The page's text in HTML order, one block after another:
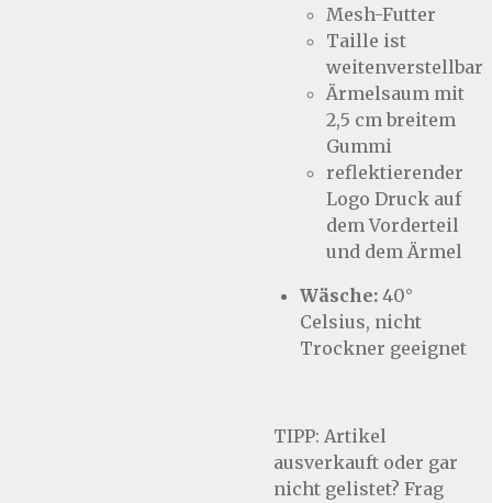
Mesh-Futter
Taille ist
weitenverstellbar
Ärmelsaum mit
2,5 cm breitem
Gummi
reflektierender
Logo Druck auf
dem Vorderteil
und dem Ärmel
Wäsche: 40°
Celsius, nicht
Trockner geeignet
TIPP: Artikel
ausverkauft oder gar
nicht gelistet? Frag